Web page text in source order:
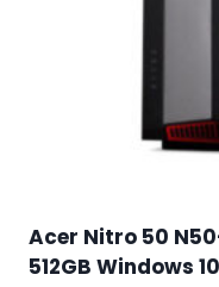
Acer Nitro 50
512GB Windows